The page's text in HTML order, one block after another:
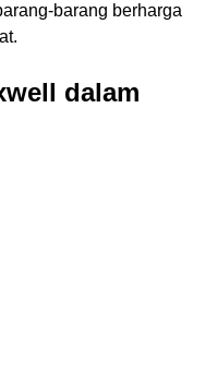
barang berharga
dalam